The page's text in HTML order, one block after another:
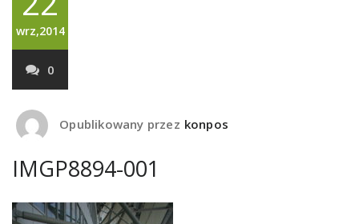
wrz,2014
0
Opublikowany przez konpos
IMGP8894-001